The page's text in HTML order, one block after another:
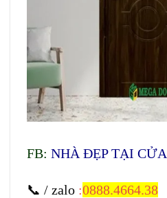
FB: NHÀ ĐẸP TẠI CỬA
📞 / zalo :0888.4664.38